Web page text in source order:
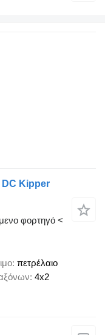
DC Kipper
φορτηγό <
πετρέλαιο
4x2